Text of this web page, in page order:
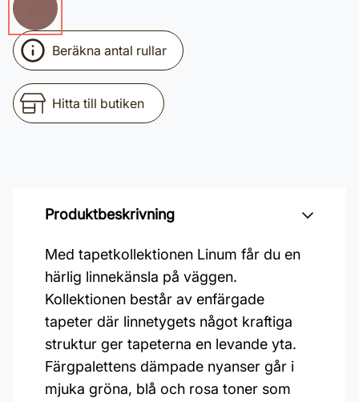
Beräkna antal rullar
Hitta till butiken
Produktbeskrivning
Med tapetkollektionen Linum får du en
härlig linnekänsla på väggen.
Kollektionen består av enfärgade
tapeter där linnetygets något kraftiga
struktur ger tapeterna en levande yta.
Färgpalettens dämpade nyanser går i
mjuka gröna, blå och rosa toner som